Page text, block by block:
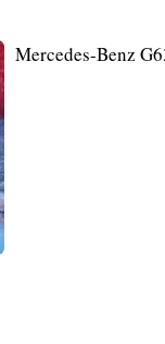
Mercedes-Benz